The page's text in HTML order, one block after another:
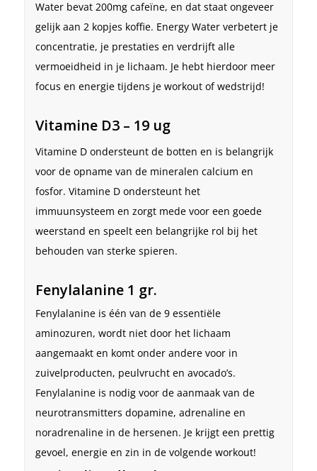
Water bevat 200mg cafeïne, en dat staat ongeveer
gelijk aan 2 kopjes koffie. Energy Water verbetert je
concentratie, je prestaties en verdrijft alle
vermoeidheid in je lichaam. Je hebt hierdoor meer
focus en energie tijdens je workout of wedstrijd!
Vitamine D3 – 19 ug
Vitamine D ondersteunt de botten en is belangrijk
voor de opname van de mineralen calcium en
fosfor. Vitamine D ondersteunt het
immuunsysteem en zorgt mede voor een goede
weerstand en speelt een belangrijke rol bij het
behouden van sterke spieren.
Fenylalanine 1 gr.
Fenylalanine is één van de 9 essentiële
aminozuren, wordt niet door het lichaam
aangemaakt en komt onder andere voor in
zuivelproducten, peulvrucht en avocado’s.
Fenylalanine is nodig voor de aanmaak van de
neurotransmitters dopamine, adrenaline en
noradrenaline in de hersenen. Je krijgt een prettig
gevoel, energie en zin in de volgende workout!